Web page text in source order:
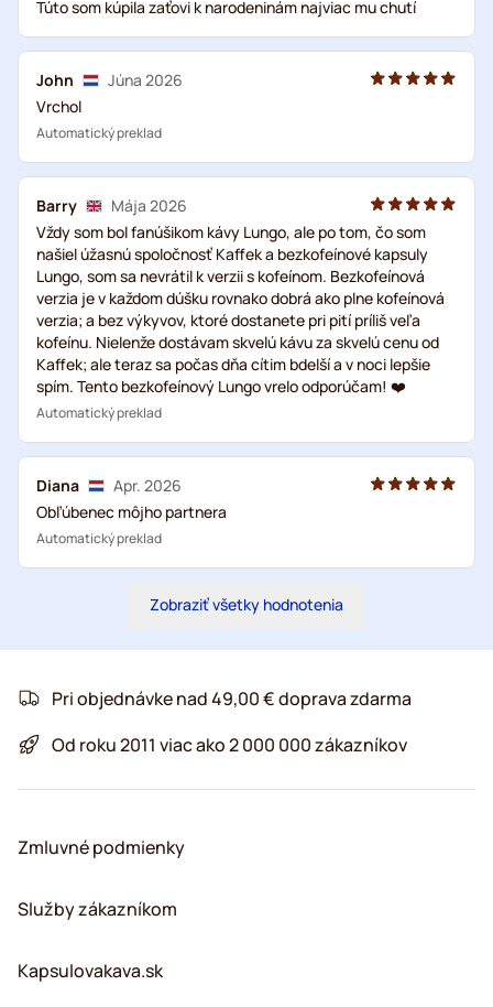
Túto som kúpila zaťovi k narodeninám najviac mu chutí
John
Júna 2026
Vrchol
Automatický preklad
Barry
Mája 2026
Vždy som bol fanúšikom kávy Lungo, ale po tom, čo som
našiel úžasnú spoločnosť Kaffek a bezkofeínové kapsuly
Lungo, som sa nevrátil k verzii s kofeínom. Bezkofeínová
verzia je v každom dúšku rovnako dobrá ako plne kofeínová
verzia; a bez výkyvov, ktoré dostanete pri pití príliš veľa
kofeínu. Nielenže dostávam skvelú kávu za skvelú cenu od
Kaffek; ale teraz sa počas dňa cítim bdelší a v noci lepšie
spím. Tento bezkofeínový Lungo vrelo odporúčam! ❤️
Automatický preklad
Diana
Apr. 2026
Obľúbenec môjho partnera
Automatický preklad
Zobraziť všetky hodnotenia
Pri objednávke nad 49,00 € doprava zdarma
Od roku 2011 viac ako 2 000 000 zákazníkov
Zmluvné podmienky
Služby zákazníkom
Kapsulovakava.sk